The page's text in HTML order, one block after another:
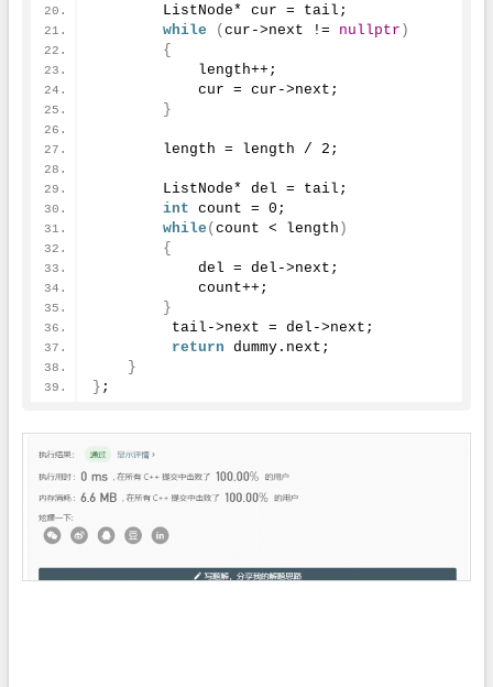
        ListNode* cur = tail;
while
( cur->next != nullptr )
{
            length++;
            cur = cur->next;
}
        length = length /
2 ;
        ListNode* del = tail;
int count = 0 ;
while ( count < length )
{
            del = del->next;
            count++;
}
         tail->next = del->next;
return dummy. next ;
}
} ;